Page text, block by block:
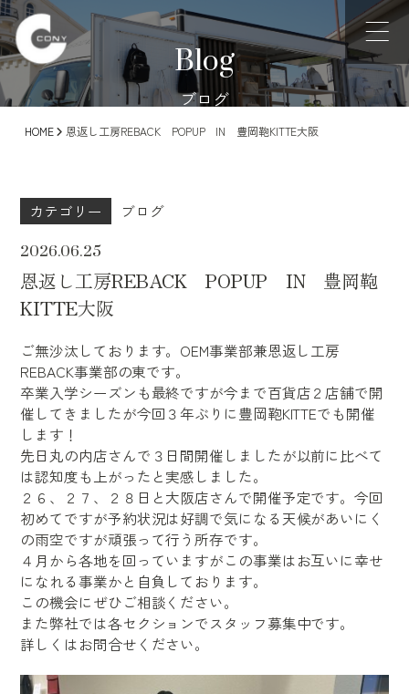
Blog
ブログ
HOME 恩返し工房REBACK POPUP IN 豊岡鞄KITTE大阪
カテゴリー ブログ
2026.06.25
恩返し工房REBACK POPUP IN 豊岡鞄
KITTE大阪
ご無沙汰しております。OEM事業部兼恩返し工房
REBACK事業部の東です。
卒業入学シーズンも最終ですが今まで百貨店２店舗で開
催してきましたが今回３年ぶりに豊岡鞄KITTEでも開催
します！
先日丸の内店さんで３日間開催しましたが以前に比べて
は認知度も上がったと実感しました。
２６、２７、２８日と大阪店さんで開催予定です。今回
初めてですが予約状況は好調で気になる天候があいにく
の雨空ですが頑張って行う所存です。
４月から各地を回っていますがこの事業はお互いに幸せ
になれる事業かと自負しております。
この機会にぜひご相談ください。
また弊社では各セクションでスタッフ募集中です。
詳しくはお問合せください。